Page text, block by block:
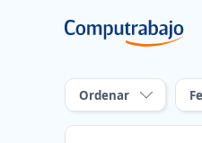
Ordenar